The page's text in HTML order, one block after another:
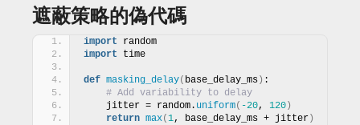
遮蔽策略的偽代碼
import random
import time
def masking_delay( base_delay_ms ) :
# Add variability to delay
    jitter = random.
uniform( -20, 120 )
return max( 1, base_delay_ms + jitter )